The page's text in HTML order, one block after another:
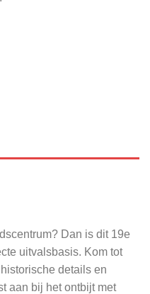
Dan is dit 19e
uitvalsbasis. Kom tot
details en
aan bij het ontbijt met